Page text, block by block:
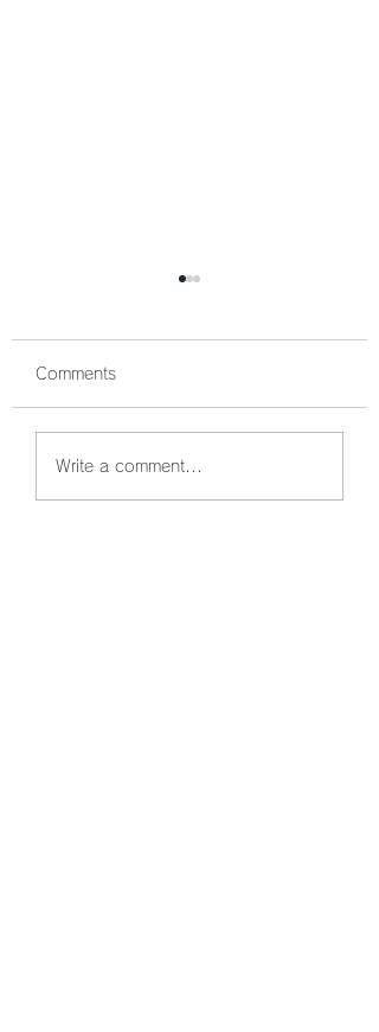
鰤狙い撃ちでボッコボ
コ🐟
Comments
Write a comment...